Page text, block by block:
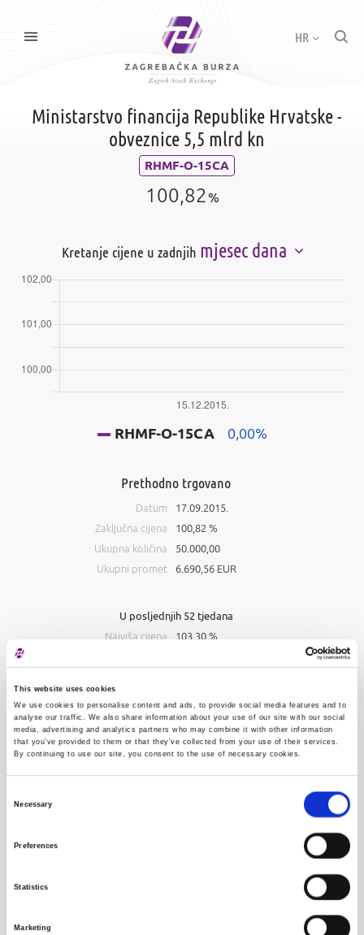
This website uses cookies
We use cookies to personalise content and ads, to provide social media features and to
analyse our traffic. We also share information about your use of our site with our social
media, advertising and analytics partners who may combine it with other information
that you’ve provided to them or that they’ve collected from your use of their services.
By continuing to use our site, you consent to the use of necessary cookies.
Necessary
Preferences
Statistics
Marketing
HR
Ministarstvo financija Republike Hrvatske -
obveznice 5,5 mlrd kn
RHMF-O-15CA
100,82%
Prethodno trgovano
Datum
17.09.2015.
Zaključna cijena
100,82 %
Ukupna količina
50.000,00
Ukupni promet
6.690,56 EUR
U posljednjih 52 tjedana
Najviša cijena
103,30 %
Kretanje cijene u zadnjih mjesec dana
RHMF-O-15CA 0,00%
Kupnja Prodaja
# Količina Cijena Količina